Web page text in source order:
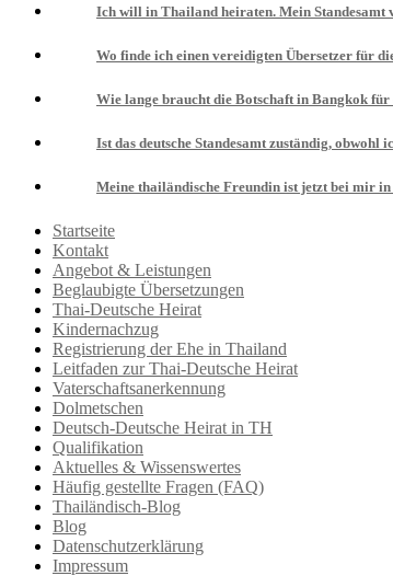
Ich will in Thailand heiraten. Mein Standesamt
Wo finde ich einen vereidigten Übersetzer für
Wie lange braucht die Botschaft in Bangkok
Ist das deutsche Standesamt zuständig,
Meine thailändische Freundin ist jetzt bei mir
Startseite
Kontakt
Angebot & Leistungen
Beglaubigte Übersetzungen
Thai-Deutsche Heirat
Kindernachzug
Registrierung der Ehe in Thailand
Leitfaden zur Thai-Deutsche Heirat
Vaterschaftsanerkennung
Dolmetschen
Deutsch-Deutsche Heirat in TH
Qualifikation
Aktuelles & Wissenswertes
Häufig gestellte Fragen (FAQ)
Thailändisch-Blog
Blog
Datenschutzerklärung
Impressum